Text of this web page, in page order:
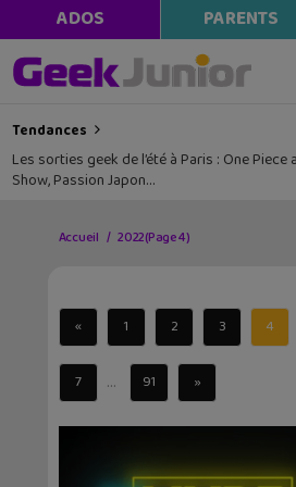
ADOS PARENTS
Tendances
Les sorties geek de l’été à Paris : One Piece
Show, Passion Japon…
Accueil 2022(Page 4)
« 1 2 3 4
7 ... 91 »